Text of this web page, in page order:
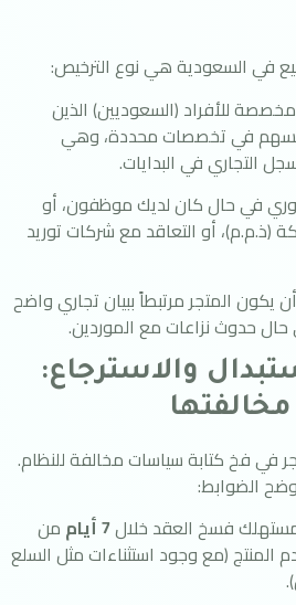
في السعودية هي نوع الترخيص:
مخصصة للأفراد (السعوديين) الذين
في تخصصات محددة، وهي
التجاري في البدايات.
في حال كان لديك موظفون، أو
أو التعاقد مع شركات توريد
يكون المتجر مرتبطاً ببيان تجاري واضح
حدوث نزاعات مع الموردين.
والاسترجاع:
في فخ كتابة سياسات مخالفة للنظام.
الضوابط:
فسخ العقد خلال7 أيام
من
المنتج (مع وجود استثناءات مثل السلع